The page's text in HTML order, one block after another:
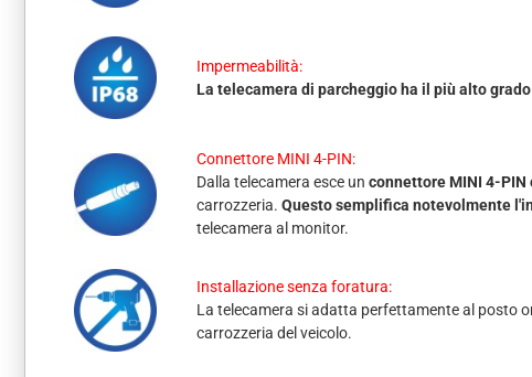
Impermeabilità:
La telecamera di parcheggio ha il più alto
Connettore MINI 4-PIN:
Dalla telecamera esce un connettore MINI 4-PIN
carrozzeria. Questo semplifica notevolmente
telecamera al monitor.
Installazione senza foratura:
La telecamera si adatta perfettamente al posto
carrozzeria del veicolo.